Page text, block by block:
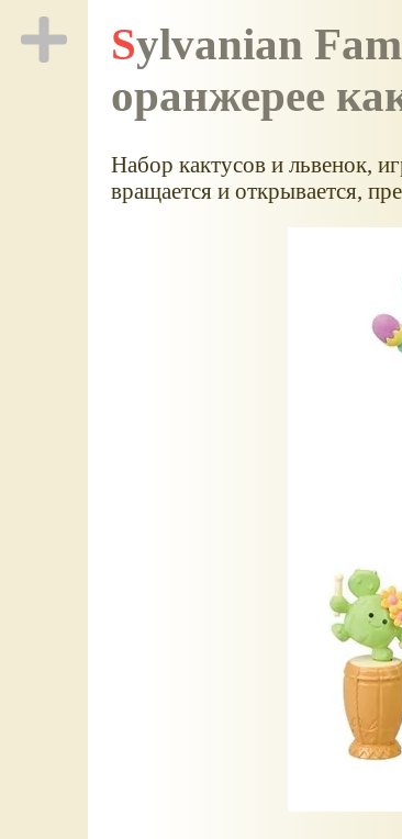
Sylvanian Families. Веселое представление в
оранжерее
Набор кактусов и львенок,
вращается и открывается,